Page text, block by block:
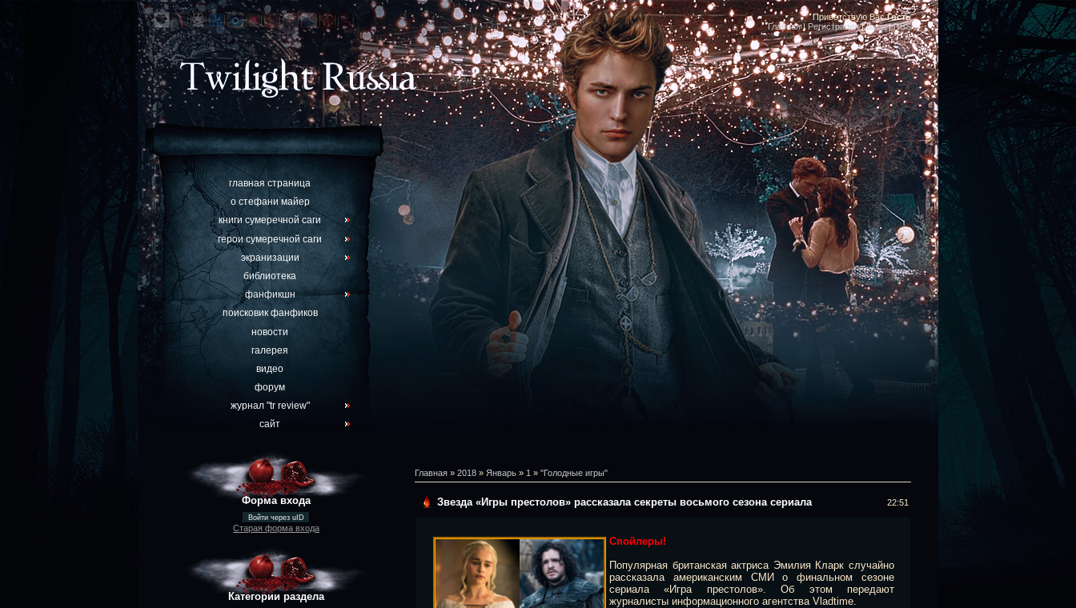
Приветствую Вас Гость
Главная|Регистрация|Вход|RSS
главная страница
о стефани майер
книги сумеречной саги
герои сумеречной саги
экранизации
библиотека
фанфикшн
поисковик фанфиков
новости
галерея
видео
форум
журнал "tr review"
сайт
Форма входа
Войти через uID
Старая форма входа
Категории раздела
Главная » 2018 » Январь » 1 » "Голодные игры"
Звезда «Игры престолов» рассказала секреты восьмого сезона сериала 22:51
Спойлеры!
Популярная британская актриса Эмилия Кларк случайно
рассказала американским СМИ о финальном сезоне
сериала «Игра престолов». Об этом передают
журналисты информационного агентства Vladtime.